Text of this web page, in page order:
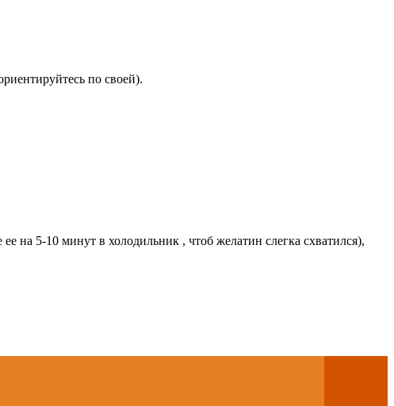
по своей).
на 5-10 минут в холодильник , чтоб желатин слегка схватился),